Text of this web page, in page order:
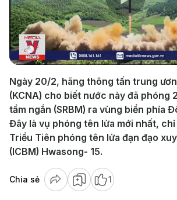
Ngày 20/2, hãng thông tấn trung
(KCNA) cho biết nước này đã phóng
tầm ngắn (SRBM) ra vùng biển phía
Đây là vụ phóng tên lửa mới nhất,
Triều Tiên phóng tên lửa đạn đạo
(ICBM) Hwasong- 15.
Chia sẻ 1